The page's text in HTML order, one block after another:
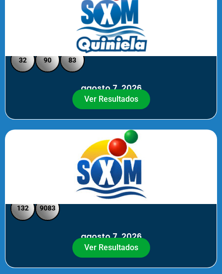
Quiniela SXM - Medio Día
32 90 83
agosto 7, 2026
Ver Resultados
SXM Medio día - Pick 3 Pick 4
132 9083
agosto 7, 2026
Ver Resultados